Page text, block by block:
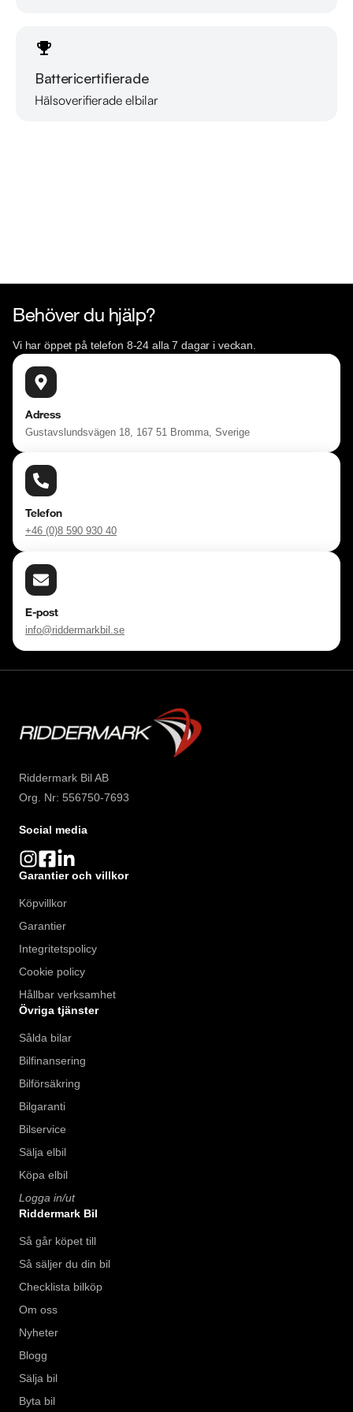
Battericertifierade
Hälsoverifierade elbilar
Läs mer om oss
Behöver du hjälp?
Vi har öppet på telefon 8-24 alla 7 dagar i veckan.
Adress
Gustavslundsvägen 18, 167 51 Bromma, Sverige
Telefon
+46 (0)8 590 930 40
E-post
info@riddermarkbil.se
Riddermark Bil AB
Org. Nr: 556750-7693
Social media
Garantier och villkor
Köpvillkor
Garantier
Integritetspolicy
Cookie policy
Hållbar verksamhet
Övriga tjänster
Sålda bilar
Bilfinansering
Bilförsäkring
Bilgaranti
Bilservice
Sälja elbil
Köpa elbil
Logga in/ut
Riddermark Bil
Så går köpet till
Så säljer du din bil
Checklista bilköp
Om oss
Nyheter
Blogg
Sälja bil
Byta bil